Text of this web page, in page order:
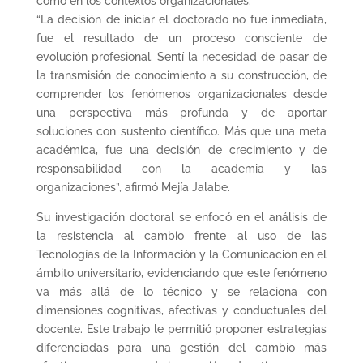
“La decisión de iniciar el doctorado no fue inmediata,
fue el resultado de un proceso consciente de
evolución profesional. Sentí la necesidad de pasar de
la transmisión de conocimiento a su construcción, de
comprender los fenómenos organizacionales desde
una perspectiva más profunda y de aportar
soluciones con sustento científico. Más que una meta
académica, fue una decisión de crecimiento y de
responsabilidad con la academia y las
organizaciones”, afirmó Mejía Jalabe.
Su investigación doctoral se enfocó en el análisis de
la resistencia al cambio frente al uso de las
Tecnologías de la Información y la Comunicación en el
ámbito universitario, evidenciando que este fenómeno
va más allá de lo técnico y se relaciona con
dimensiones cognitivas, afectivas y conductuales del
docente. Este trabajo le permitió proponer estrategias
diferenciadas para una gestión del cambio más